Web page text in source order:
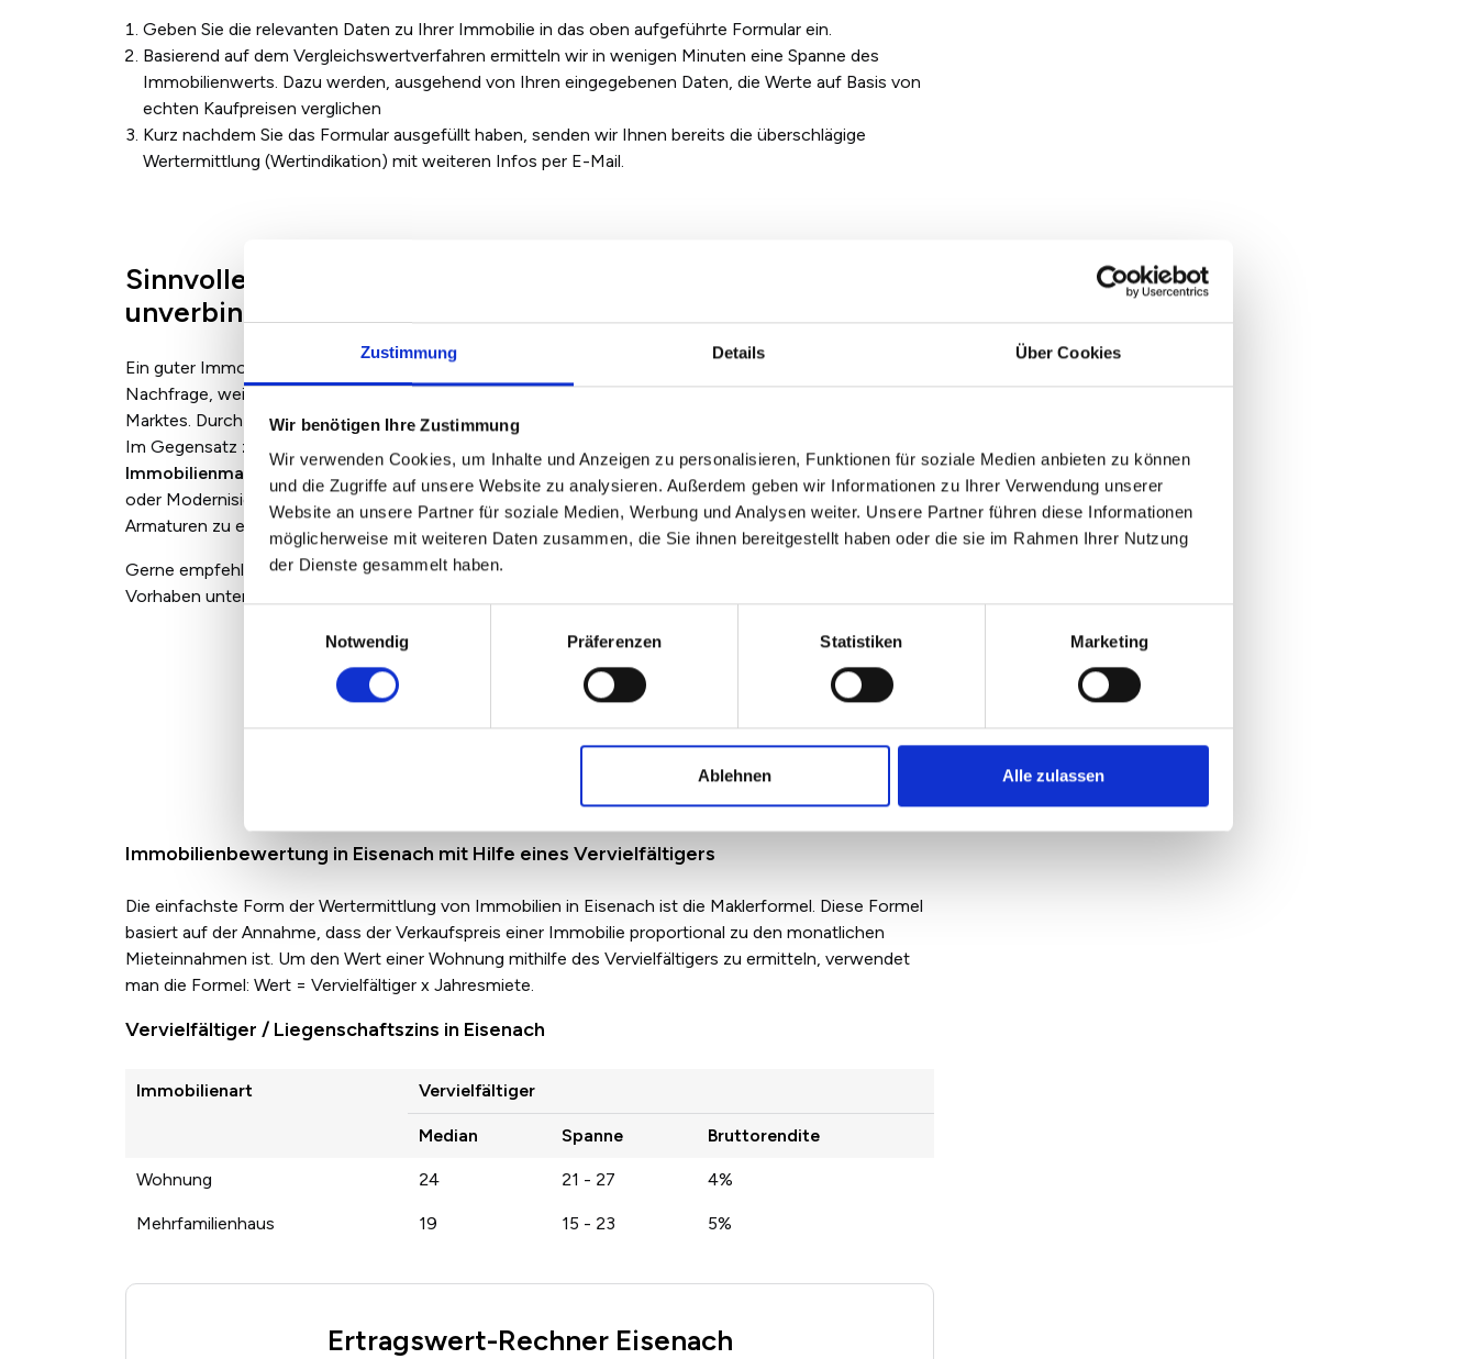
Zustimmung Details Über Cookies
Wir benötigen Ihre Zustimmung
Wir verwenden Cookies, um Inhalte und Anzeigen zu personalisieren, Funktionen für soziale Medien anbieten zu können
und die Zugriffe auf unsere Website zu analysieren. Außerdem geben wir Informationen zu Ihrer Verwendung unserer
Website an unsere Partner für soziale Medien, Werbung und Analysen weiter. Unsere Partner führen diese Informationen
möglicherweise mit weiteren Daten zusammen, die Sie ihnen bereitgestellt haben oder die sie im Rahmen Ihrer Nutzung
der Dienste gesammelt haben.
Notwendig
Präferenzen Statistiken Marketing
Ablehnen Alle zulassen
Geben Sie die relevanten Daten zu Ihrer Immobilie in das oben aufgeführte Formular ein.
Basierend auf dem Vergleichswertverfahren ermitteln wir in wenigen Minuten eine Spanne des
Immobilienwerts. Dazu werden, ausgehend von Ihren eingegebenen Daten, die Werte auf Basis von
echten Kaufpreisen verglichen
Kurz nachdem Sie das Formular ausgefüllt haben, senden wir Ihnen bereits die überschlägige
Wertermittlung (Wertindikation) mit weiteren Infos per E-Mail.
Sinnvolle Alternative: Immobilienmakler bieten eine
unverbindliche Bewertung Ihrer Immobilie in Eisenach an
Ein guter Immobilienmakler kennt den regionalen Immobilienmarkt in- und auswendig. Er weiß um die
Nachfrage, weiß, welche Objekte viel, welche wenig Interesse wecken und kennt die Trends des
Marktes. Durch diese Marktnähe kann er den Kauf- und Mietpreis in eine realistische Höhe einordnen.
Im Gegensatz zum
Immobilienmakler Wertsteigerungspotenzialeund kann einschätzen, ob und welche Reparaturen
oder Modernisierungen sich lohnen. Manchmal genügt es schon, Lichtschalter auszutauschen, rostige
Armaturen zu ersetzen oder die Wohnung zu streichen, um einen höheren Verkaufspreis zu erzielen.
Gerne empfehlen wir Ihnen kostenfrei einen professionellen Immobilienmakler, der Sie bei Ihrem
Vorhaben unterstützt.
Rückruf vereinbaren
Immobilienbewertung in Eisenach mit Hilfe eines Vervielfältigers
Die einfachste Form der Wertermittlung von Immobilien in Eisenach ist die Maklerformel. Diese Formel
basiert auf der Annahme, dass der Verkaufspreis einer Immobilie proportional zu den monatlichen
Mieteinnahmen ist. Um den Wert einer Wohnung mithilfe des Vervielfältigers zu ermitteln, verwendet
man die Formel: Wert = Vervielfältiger x Jahresmiete.
Vervielfältiger / Liegenschaftszins in Eisenach
Immobilienart Vervielfältiger
Median Spanne Bruttorendite
Wohnung 24 21 - 27 4%
Mehrfamilienhaus 19 15 - 23 5%
Ertragswert-Rechner Eisenach